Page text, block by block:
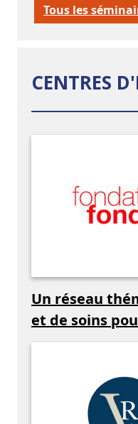
Tous les
CENTRES
Un réseau
et de soins